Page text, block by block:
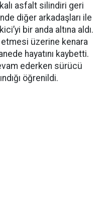
asfalt silindiri geri
diğer arkadaşları ile
bir anda altına aldı.
etmesi üzerine kenara
hayatını kaybetti.
ederken sürücü
öğrenildi.